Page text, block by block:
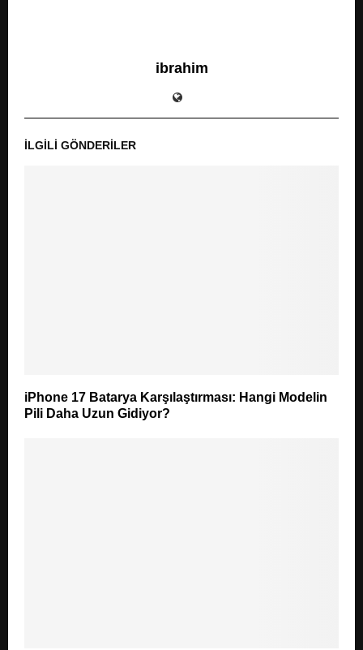
ibrahim
İLGILI GÖNDERILER
iPhone 17 Batarya Karşılaştırması: Hangi Modelin
Pili Daha Uzun Gidiyor?